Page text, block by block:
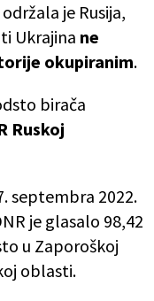
je Rusija,
Ukrajina ne
okupiranim.
birača
Ruskoj
septembra 2022.
je glasalo 98,42
u Zaporoškoj
oblasti.